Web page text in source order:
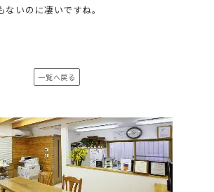
いのに凄いですね。
一覧へ戻る